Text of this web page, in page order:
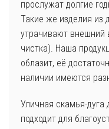
прослужат долгие
Такие же изделия из
утрачивают внешний
чистка). Наша
облазит, её
наличии имеются
Уличная скамья-
подходит для